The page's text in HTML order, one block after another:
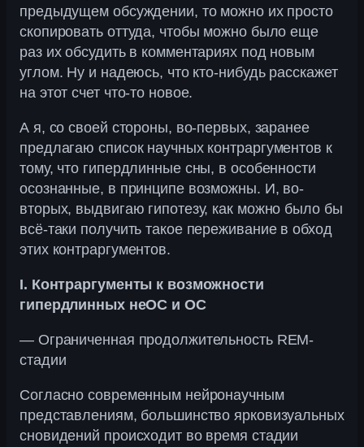
предыдущем обсуждении, то можно их просто
скопировать оттуда, чтобы можно было еще
раз их обсудить в комментариях под новым
углом. Ну и надеюсь, что кто-нибудь расскажет
на этот счет что-то новое.
А я, со своей стороны, во-первых, заранее
предлагаю список научных контраргументов к
тому, что гипердлинные сны, в особенности
осознанные, в принципе возможны. И, во-
вторых, выдвигаю гипотезу, как можно было бы
всё-таки получить такое переживание в обход
этих контраргументов.
I. Контраргументы к возможности
гипердлинных неОС и ОС
— Ограниченная продолжительность REM-
стадии
Согласно современным нейронаучным
представлениям, большинство ярковизуальных
сновидений происходит во время стадии